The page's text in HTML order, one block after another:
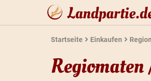
Startseite Einkaufen